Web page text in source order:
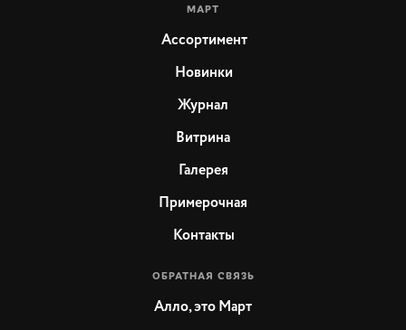
МАРТ
Ассортимент
Новинки
Журнал
Витрина
Галерея
ОБРАТНАЯ СВЯЗЬ
Примерочная
Контакты
Алло, это Март